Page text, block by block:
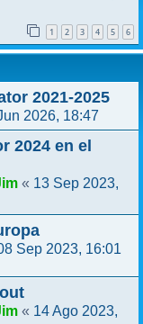
1 2 3 4 5 6
2021-2025
2026, 18:47
2024 en el
« 13 Sep 2023,
Sep 2023, 16:01
« 14 Ago 2023,